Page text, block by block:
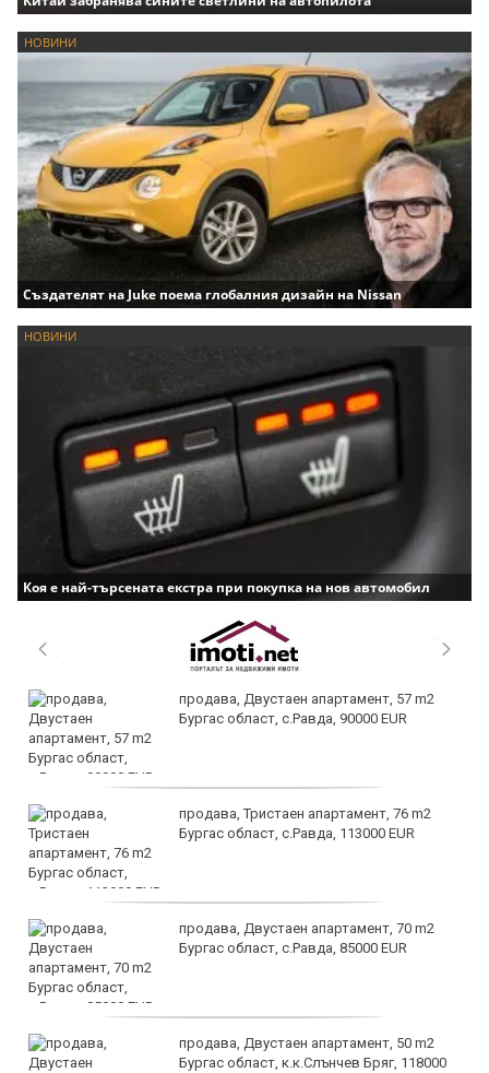
НОВИНИ
Създателят на Juke поема глобалния дизайн на Nissan
НОВИНИ
Коя е най-търсената екстра при покупка на нов автомобил
продава, Двустаен апартамент, 57 m2
Бургас област, с.Равда, 90000 EUR
продава, Тристаен апартамент, 76 m2
Бургас област, с.Равда, 113000 EUR
продава, Двустаен апартамент, 70 m2
Бургас област, с.Равда, 85000 EUR
продава, Двустаен апартамент, 50 m2
Бургас област, к.к.Слънчев Бряг, 118000